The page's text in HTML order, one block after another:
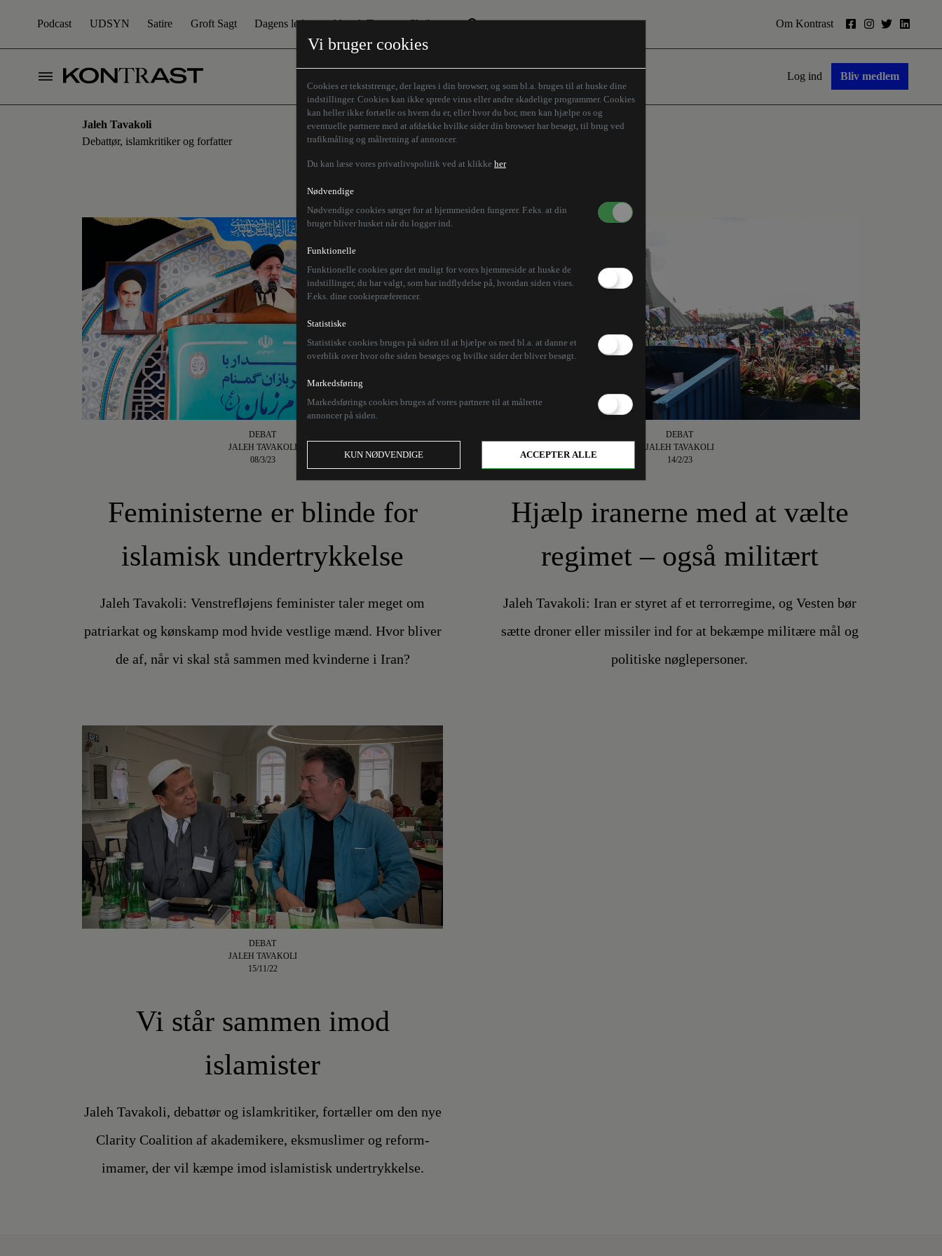
Vi bruger cookies
Cookies er tekststrenge, der lagres i din browser, og som bl.a. bruges til at huske dine
indstillinger. Cookies kan ikke sprede virus eller andre skadelige programmer. Cookies
kan heller ikke fortælle os hvem du er, eller hvor du bor, men kan hjælpe os og
eventuelle partnere med at afdække hvilke sider din browser har besøgt, til brug ved
trafikmåling og målretning af annoncer.
Du kan læse vores privatlivspolitik ved at klikke her
Nødvendige
Nødvendige cookies sørger for at hjemmesiden fungerer. F.eks. at din
bruger bliver husket når du logger ind.
Funktionelle
Funktionelle cookies gør det muligt for vores hjemmeside at huske de
indstillinger, du har valgt, som har indflydelse på, hvordan siden vises.
F.eks. dine cookiepræferencer.
Statistiske
Statistiske cookies bruges på siden til at hjælpe os med bl.a. at danne et
overblik over hvor ofte siden besøges og hvilke sider der bliver besøgt.
Markedsføring
Markedsførings cookies bruges af vores partnere til at målrette
annoncer på siden.
KUN NØDVENDIGE ACCEPTER ALLE
Podcast UDSYN Satire Groft Sagt Dagens leder Aktuelt Tema
Den borgelige brille
Humaniora forfra
Store Danskere
Skribenter
Z-aksen
Om Kontrast
Log ind Bliv medlem
Jaleh Tavakoli
Debattør, islamkritiker og forfatter
DEBAT
JALEH TAVAKOLI
08/3/23
Feministerne er blinde for
islamisk undertrykkelse
Jaleh Tavakoli: Venstrefløjens feminister taler meget om
patriarkat og kønskamp mod hvide vestlige mænd. Hvor bliver
de af, når vi skal stå sammen med kvinderne i Iran?
DEBAT
JALEH TAVAKOLI
14/2/23
Hjælp iranerne med at vælte
regimet – også militært
Jaleh Tavakoli: Iran er styret af et terrorregime, og Vesten bør
sætte droner eller missiler ind for at bekæmpe militære mål og
politiske nøglepersoner.
DEBAT
JALEH TAVAKOLI
15/11/22
Vi står sammen imod
islamister
Jaleh Tavakoli, debattør og islamkritiker, fortæller om den nye
Clarity Coalition af akademikere, eksmuslimer og reform-
imamer, der vil kæmpe imod islamistisk undertrykkelse.